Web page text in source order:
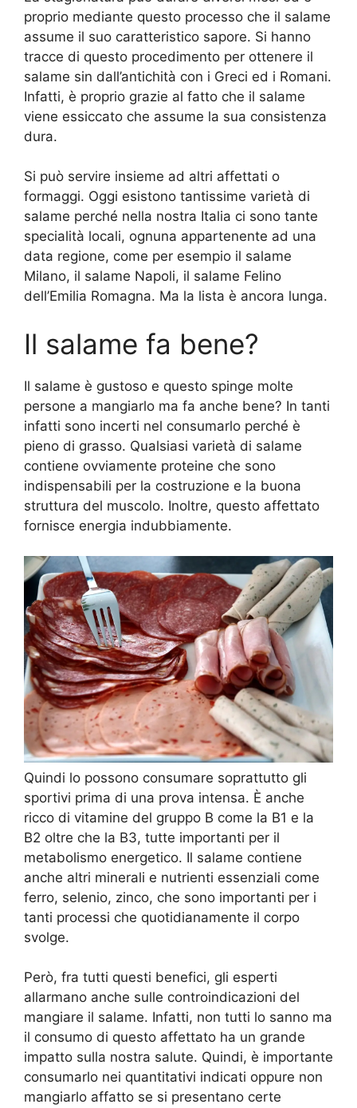
proprio mediante questo processo che il salame
assume il suo caratteristico sapore. Si hanno
tracce di questo procedimento per ottenere il
salame sin dall’antichità con i Greci ed i Romani.
Infatti, è proprio grazie al fatto che il salame
viene essiccato che assume la sua consistenza
dura.
Si può servire insieme ad altri affettati o
formaggi. Oggi esistono tantissime varietà di
salame perché nella nostra Italia ci sono tante
specialità locali, ognuna appartenente ad una
data regione, come per esempio il salame
Milano, il salame Napoli, il salame Felino
dell’Emilia Romagna. Ma la lista è ancora lunga.
Il salame fa bene?
Il salame è gustoso e questo spinge molte
persone a mangiarlo ma fa anche bene? In tanti
infatti sono incerti nel consumarlo perché è
pieno di grasso. Qualsiasi varietà di salame
contiene ovviamente proteine che sono
indispensabili per la costruzione e la buona
struttura del muscolo. Inoltre, questo affettato
fornisce energia indubbiamente.
Quindi lo possono consumare soprattutto gli
sportivi prima di una prova intensa. È anche
ricco di vitamine del gruppo B come la B1 e la
B2 oltre che la B3, tutte importanti per il
metabolismo energetico. Il salame contiene
anche altri minerali e nutrienti essenziali come
ferro, selenio, zinco, che sono importanti per i
tanti processi che quotidianamente il corpo
svolge.
Però, fra tutti questi benefici, gli esperti
allarmano anche sulle controindicazioni del
mangiare il salame. Infatti, non tutti lo sanno ma
il consumo di questo affettato ha un grande
impatto sulla nostra salute. Quindi, è importante
consumarlo nei quantitativi indicati oppure non
mangiarlo affatto se si presentano certe